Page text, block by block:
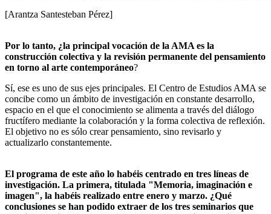
[Arantza Santesteban Pérez]
Por lo tanto, ¿la principal vocación de la AMA es la
construcción colectiva y la revisión permanente del pensamiento
en torno al arte contemporáneo?
Sí, ese es uno de sus ejes principales. El Centro de Estudios AMA se
concibe como un ámbito de investigación en constante desarrollo,
espacio en el que el conocimiento se alimenta a través del diálogo
fructífero mediante la colaboración y la forma colectiva de reflexión.
El objetivo no es sólo crear pensamiento, sino revisarlo y
actualizarlo constantemente.
El programa de este año lo habéis centrado en tres líneas de
investigación. La primera, titulada "Memoria, imaginación e
imagen", la habéis realizado entre enero y marzo. ¿Qué
conclusiones se han podido extraer de los tres seminarios que